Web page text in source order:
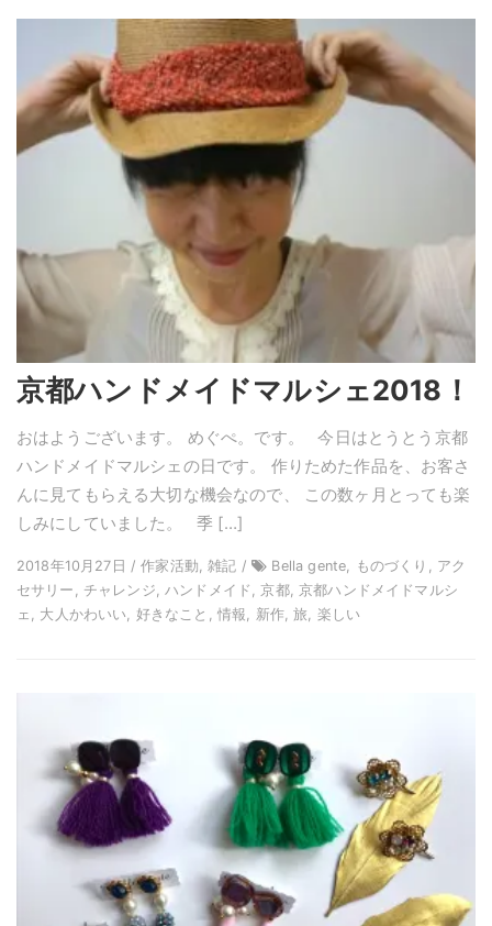
京都ハンドメイドマルシェ2018！
おはようございます。 めぐぺ。です。 今日はとうとう京都
ハンドメイドマルシェの日です。 作りためた作品を、お客さ
んに見てもらえる大切な機会なので、 この数ヶ月とっても楽
しみにしていました。 季 […]
2018年10月27日 / 作家活動, 雑記 /
Bella gente, ものづくり, アク
セサリー, チャレンジ, ハンドメイド, 京都, 京都ハンドメイドマルシ
ェ, 大人かわいい, 好きなこと, 情報, 新作, 旅, 楽しい